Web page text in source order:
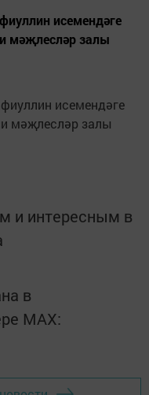
исемендәге
мәҗлесләр залы
исемендәге
мәҗлесләр залы
и интересным в
в
MАХ: